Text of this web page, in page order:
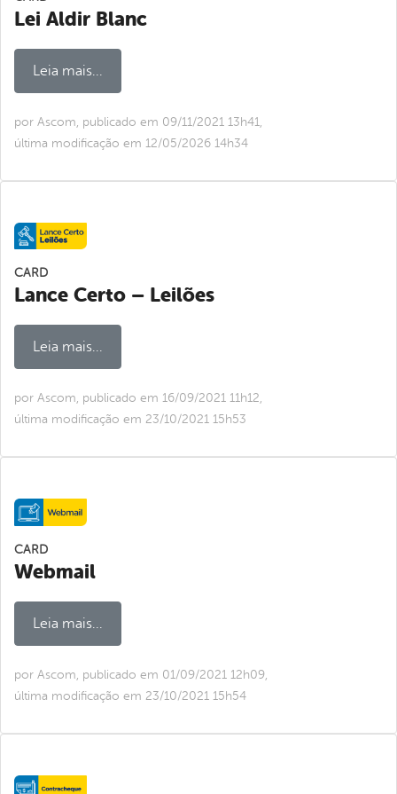
Lei Aldir Blanc
Leia mais...
por Ascom, publicado em 09/11/2021 13h41,
última modificação em 12/05/2026 14h34
CARD
Lance Certo – Leilões
Leia mais...
por Ascom, publicado em 16/09/2021 11h12,
última modificação em 23/10/2021 15h53
CARD
Webmail
Leia mais...
por Ascom, publicado em 01/09/2021 12h09,
última modificação em 23/10/2021 15h54